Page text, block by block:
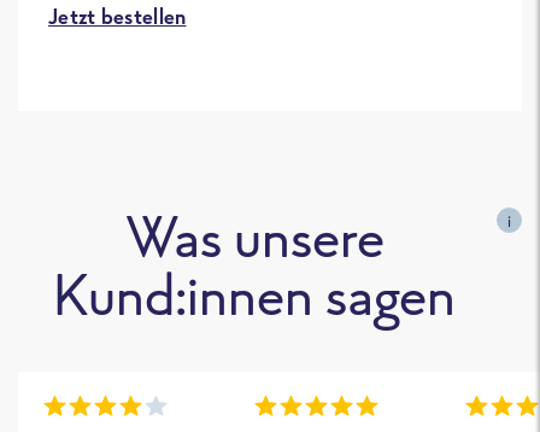
Jetzt bestellen
Was unsere
Kund:innen sagen
i